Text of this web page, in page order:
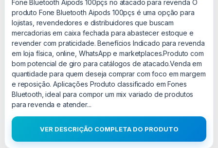
Fone Bluetooth Aipods 100pçs no atacado para revenda O
produto Fone Bluetooth Aipods 100pçs é uma opção para
lojistas, revendedores e distribuidores que buscam
mercadorias em caixa fechada para abastecer estoque e
revender com praticidade. Benefícios Indicado para revenda
em loja física, online, WhatsApp e marketplaces.Produto com
bom potencial de giro para catálogos de atacado.Venda em
quantidade para quem deseja comprar com foco em margem
e reposição. Aplicações Produto classificado em Fones
Bluetooth, ideal para compor um mix variado de produtos
para revenda e atender...
VER DESCRIÇÃO COMPLETA DO PRODUTO